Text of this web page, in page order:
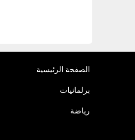
الصفحة الرئيسية
برلمانيات
رياضة